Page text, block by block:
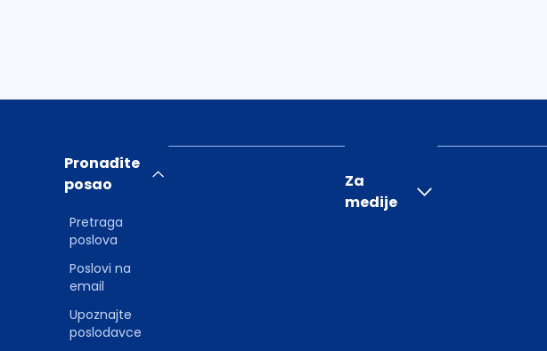
Pronađite
posao
Pretraga
poslova
Poslovi na
email
Upoznajte
poslodavce
Za
medije